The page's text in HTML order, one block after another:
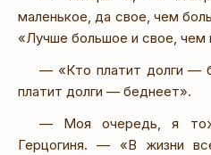
маленькое, да свое, чем
«Лучше большое и свое, чем
— «Кто платит долги —
платит долги — беднеет».
— Моя очередь, я
Герцогиня. — «В жизни